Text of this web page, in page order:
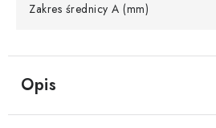
Opis
Zakres średnicy A (mm)